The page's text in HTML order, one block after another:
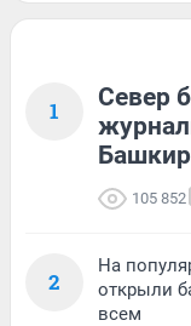
1
Север
105 852
2
На
открыли
всем